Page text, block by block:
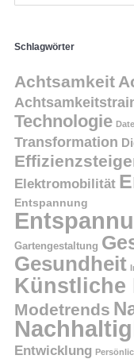
Schlagwörter
Achtsamkeit
Technologie
Transformation
Elektromobilität
Entspannung
Gartengestaltung
Gesundheit
Künstliche
Modetrends
Entwicklung